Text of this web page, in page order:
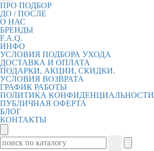
ПРО ПОДБОР
ДО / ПОСЛЕ
О НАС
БРЕНДЫ
F.A.Q.
ИНФО
УСЛОВИЯ ПОДБОРА УХОДА
ДОСТАВКА И ОПЛАТА
ПОДАРКИ, АКЦИИ, СКИДКИ.
УСЛОВИЯ ВОЗВРАТА
ГРАФИК РАБОТЫ
ПОЛИТИКА КОНФИДЕНЦИАЛЬНОСТИ
ПУБЛИЧНАЯ ОФЕРТА
БЛОГ
КОНТАКТЫ